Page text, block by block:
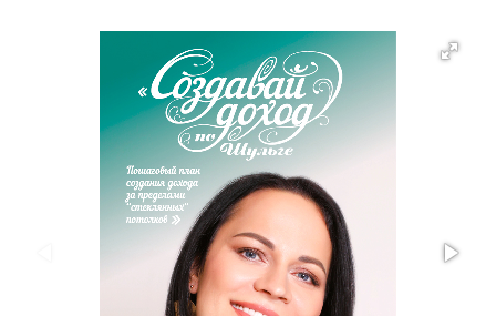
непознанное
Философия
Конспирология